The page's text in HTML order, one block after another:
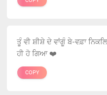
ਤੂੰ ਵੀ ਸ਼ੀਸ਼ੇ ਦੇ ਵਾਂਗੂੰ ਬੇ-ਵਫ਼ਾ
ਹੀ ਹੋ ਗਿਆ ❤️
COPY